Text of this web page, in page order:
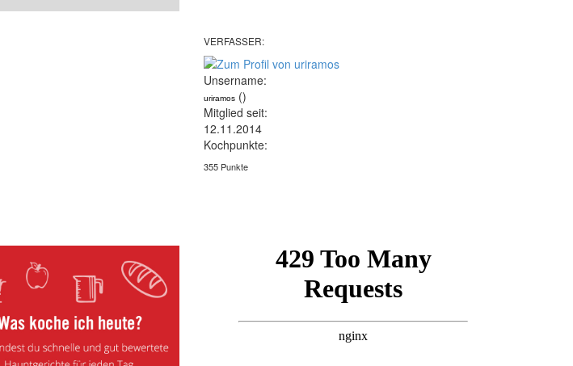
VERFASSER:
Unsername:
uriramos ()
Mitglied seit:
12.11.2014
Kochpunkte:
355 Punkte